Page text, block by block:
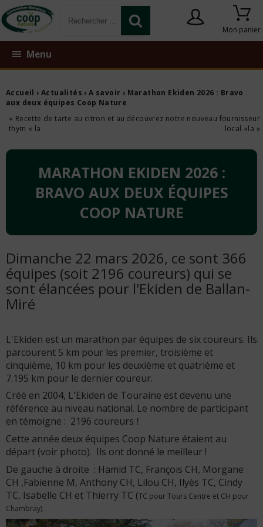
Mon panier
Menu
Accueil ›Actualités ›A savoir › Marathon Ekiden 2026 : Bravo
aux deux équipes Coop Nature
« Recette de tarte au citron et au
thym « la
découvrez notre nouveau fournisseur
local «la »
MARATHON EKIDEN 2026 :
BRAVO AUX DEUX ÉQUIPES
COOP NATURE
Dimanche 22 mars 2026, ce sont 366
équipes (soit 2196 coureurs) qui se
sont élancées pour l'Ekiden de Ballan-
Miré
L'Ekiden est un marathon par équipes de six coureurs. Ils
parcourent 5 km pour les premier, troisième et
cinquième, 10 km pour les deuxième et quatrième et
7.195 km pour le dernier coureur.
Créé en 2004, L'Ekiden de Touraine est devenu une
référence au niveau national. Le nombre de participant
en témoigne : 2196 coureurs !
Cette année deux équipes Coop Nature étaient au
départ (voir photo). Ils ont donné le meilleur !
De gauche à droite : Hamid TC, François CH, Morgane
CH ,Fabienne M, Anthony CH, Lilou CH, Ilyès TC, Cindy
TC, Isabelle CH et Thierry TC (TC pour Tours Centre et CH pour
Chambray)